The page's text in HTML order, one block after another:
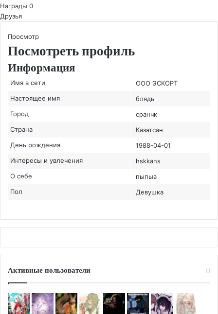
Награды 0
Друзья
Просмотр
Посмотреть профиль
Информация
Имя в сети
ООО ЭСКОРТ
Настоящее имя
блядь
Город
сранчк
Страна
Казатсан
День рождения
1988-04-01
Интересы и увлечения
hskkans
О себе
пыпыа
Пол
Девушка
Активные пользователи